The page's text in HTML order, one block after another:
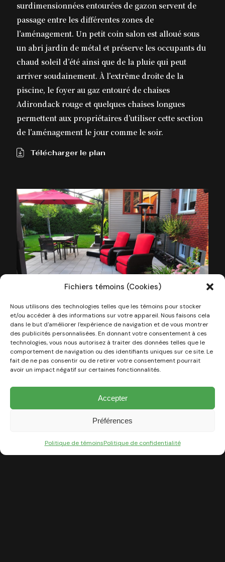
Fichiers témoins (Cookies)
Nous utilisons des technologies telles que les témoins pour stocker
et/ou accéder à des informations sur votre appareil. Nous faisons cela
dans le but d'améliorer l'expérience de navigation et de vous montrer
des publicités personnalisées. En donnant votre consentement à ces
technologies, vous nous autorisez à traiter des données telles que le
comportement de navigation ou des identifiants uniques sur ce site. Le
fait de ne pas consentir ou de retirer votre consentement pourrait
avoir un impact négatif sur certaines fonctionnalités.
Accepter
Préférences
Politique de témoinsPolitique de confidentialité
surdimensionnées entourées de gazon servent de
passage entre les différentes zones de
l’aménagement. Un petit coin salon est alloué sous
un abri jardin de métal et préserve les occupants du
chaud soleil d’été ainsi que de la pluie qui peut
arriver soudainement. À l’extrême droite de la
piscine, le foyer au gaz entouré de chaises
Adirondack rouge et quelques chaises longues
permettent aux propriétaires d’utiliser cette section
de l’aménagement le jour comme le soir.
Télécharger le plan